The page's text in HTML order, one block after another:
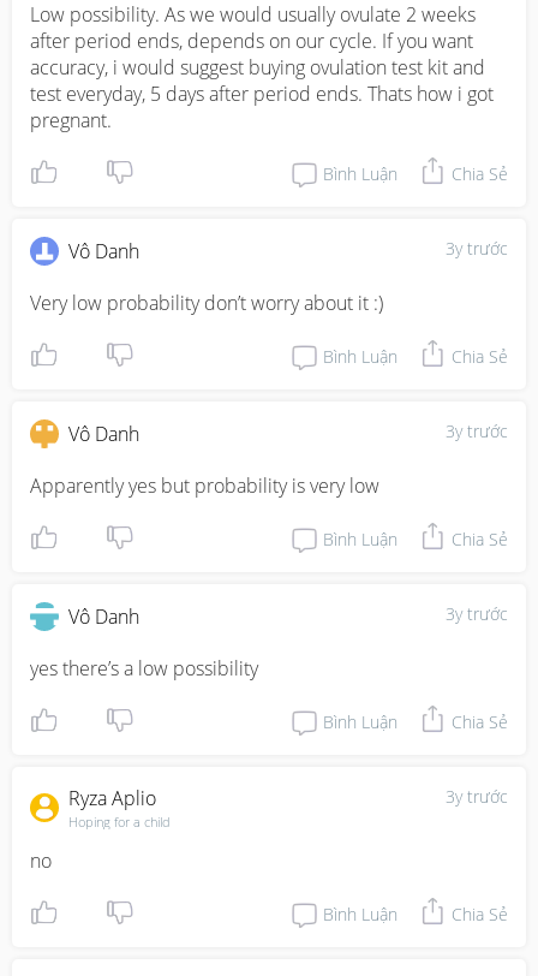
Low possibility. As we would usually ovulate 2 weeks
after period ends, depends on our cycle. If you want
accuracy, i would suggest buying ovulation test kit and
test everyday, 5 days after period ends. Thats how i got
pregnant.
Bình Luận Chia Sẻ
3y trước
Vô Danh
Very low probability don’t worry about it :)
Bình Luận Chia Sẻ
3y trước
Vô Danh
Apparently yes but probability is very low
Bình Luận Chia Sẻ
3y trước
Vô Danh
yes there’s a low possibility
Bình Luận Chia Sẻ
3y trước
Ryza Aplio
Hoping for a child
no
Bình Luận Chia Sẻ